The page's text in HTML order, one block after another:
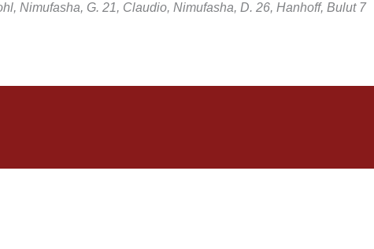
Nimufasha, G. 21, Claudio, Nimufasha, D. 26, Hanhoff, Bulut 7